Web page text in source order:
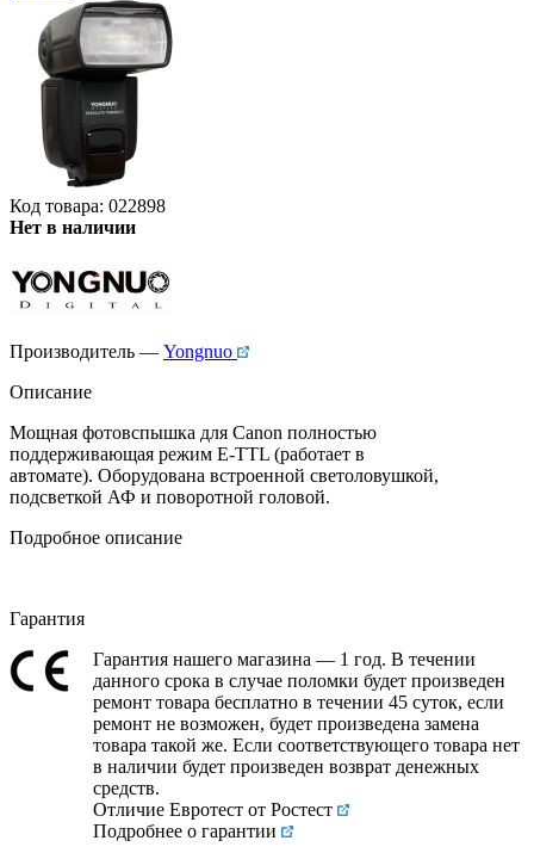
Код товара: 022898
Нет в наличии
Производитель — Yongnuo
Описание
Мощная фотовспышка для Canon полностью
поддерживающая режим E-TTL (работает в
автомате). Оборудована встроенной светоловушкой,
подсветкой АФ и поворотной головой.
Подробное описание
Гарантия
Гарантия нашего магазина — 1 год. В течении
данного срока в случае поломки будет произведен
ремонт товара бесплатно в течении 45 суток, если
ремонт не возможен, будет произведена замена
товара такой же. Если соответствующего товара нет
в наличии будет произведен возврат денежных
средств.
Отличие Евротест от Ростест
Подробнее о гарантии